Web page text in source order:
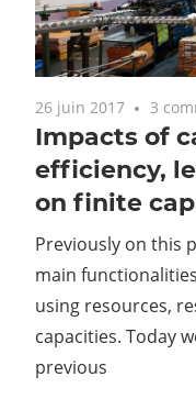
26 juin 2017 3
Impacts of
efficiency,
on finite
Previously on this
main
using resources,
capacities. Today
previous